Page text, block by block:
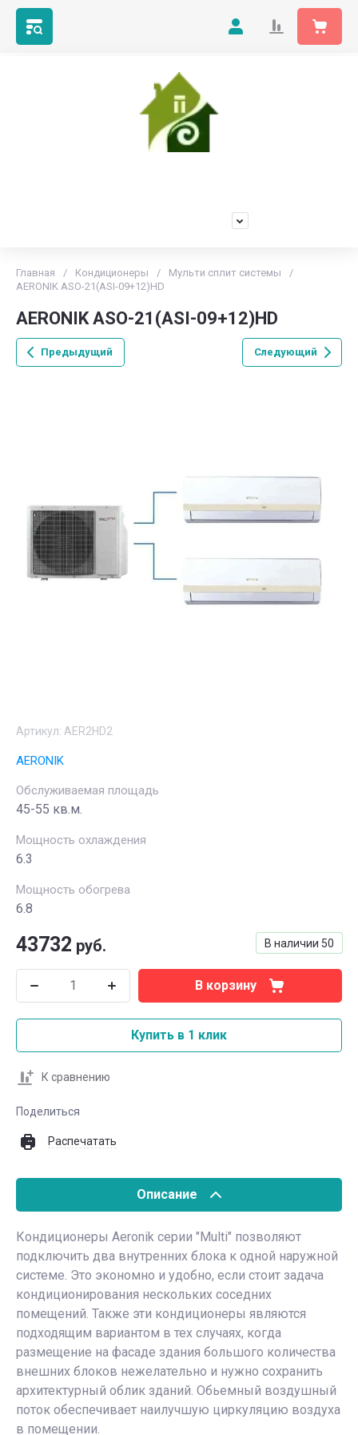
Главная / Кондиционеры / Мульти сплит системы
/
AERONIK ASO-21(ASI-09+12)HD
AERONIK ASO-21(ASI-09+12)HD
Предыдущий Следующий
Артикул: AER2HD2
AERONIK
Обслуживаемая площадь
45-55 кв.м.
Мощность охлаждения
6.3
Мощность обогрева
6.8
В наличии 50
43732 руб.
В корзину
Купить в 1 клик
К сравнению
Поделиться
Распечатать
Описание
Кондиционеры Aeronik серии "Multi" позволяют
подключить два внутренних блока к одной наружной
системе. Это экономно и удобно, если стоит задача
кондиционирования нескольких соседних
помещений. Также эти кондиционеры являются
подходящим вариантом в тех случаях, когда
размещение на фасаде здания большого количества
внешних блоков нежелательно и нужно сохранить
архитектурный облик зданий. Обьемный воздушный
поток обеспечивает наилучшую циркуляцию воздуха
в помещении.